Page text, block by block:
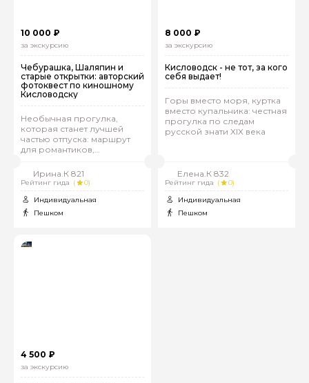
10 000 ₽
за экскурсию
Чебурашка, Шаляпин и
старые открытки: авторский
фотоквест по киношному
Кисловодску
Необычная прогулка,
которая станет лучшей
частью отпуска: маршрут
для романтиков,
эмоции
Ирина.К 821
Рейтинг гида (
0)
Индивидуальная
Пешком
8 000 ₽
за экскурсию
Кисловодск - не тот, за кого
себя выдает!
Горы вместо моря, куртка
вместо купальника: честная
прогулка по следам
русской знати XIX века
Елена.К 832
Рейтинг гида (
0)
Индивидуальная
Пешком
4 500 ₽
за экскурсию